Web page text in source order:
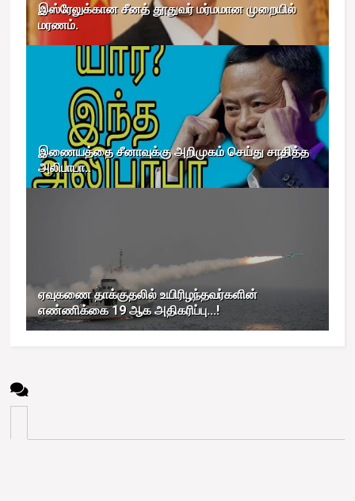
இஸ்ரேலுக்கான சீனத் தூதுவர் மர்மமான முறையில்
மரணம்.
இணையத்தை சீனாவுக்கு அறிமுகம் செய்து சாதித்த
அலிபாபா..
ஏவுகணை தாக்குதலில் உயிரிழந்தவர்களின்
எண்ணிக்கை 19 ஆக அதிகரிப்பு...!